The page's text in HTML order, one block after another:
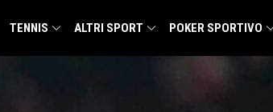
TENNIS ALTRI SPORT POKER SPORTIVO